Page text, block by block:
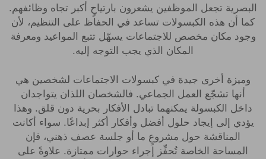
البصرية تجعل الموظفين يشعرون بارتياحٍ أكبر تجاه وظائفهم.
كما أن هذه الكبسولات تساعد في الحفاظ على التنظيم، لأن
وجود مكان مخصص للاجتماعات يسهّل تتبع المواعيد ومعرفة
المكان الذي يجب التوجه إليه.
وميزة أخرى جيدة في كبسولات الاجتماعات لشخصين هي
أنها تشجّع العمل الجماعي. فالشخصان اللذان يتواجدان
داخل الكبسولة يمكنهما تبادل الأفكار بحرية دون قلق. وهذا
يؤدي إلى إيجاد حلول أفضل وأفكار أكثر إبداعًا. سواء أكانت
المناقشة حول مشروعٍ ما أو جلسة عصف ذهني، فإن
المساحة الخاصة تُحفِّز إجراء حوارات ممتازة. علاوةً على